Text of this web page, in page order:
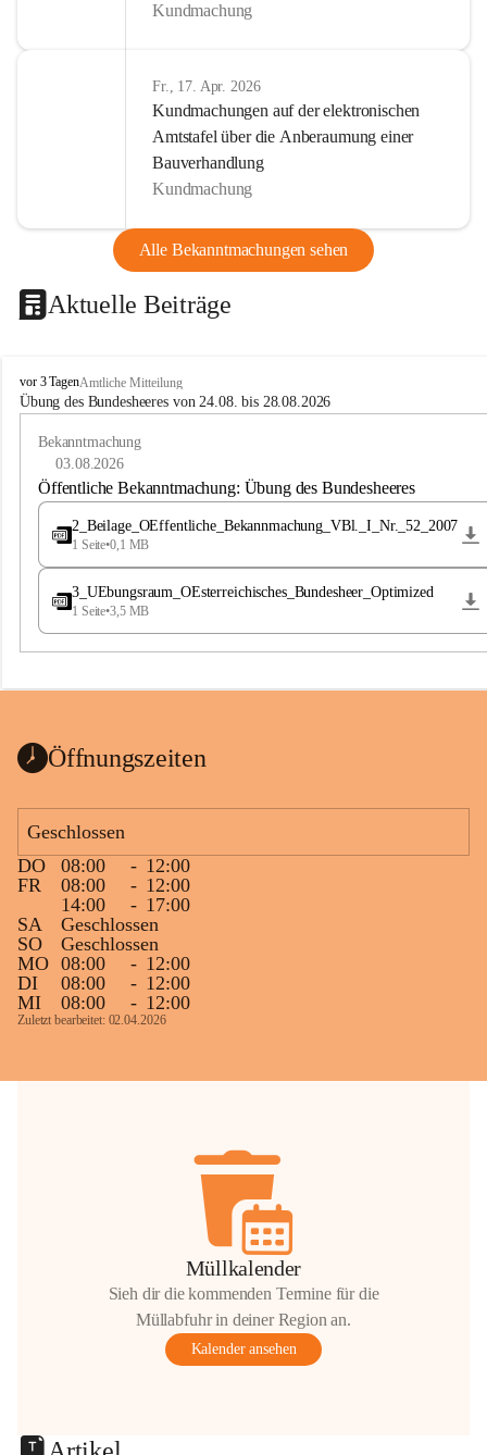
Kundmachung
Fr., 17. Apr. 2026
Kundmachungen auf der elektronischen
Amtstafel über die Anberaumung einer
Bauverhandlung
Kundmachung
Alle Bekanntmachungen sehen
Aktuelle Beiträge
B
u
e
a
vor 3 TagenAmtliche Mitteilung
Übung des Bundesheeres von 24.08. bis 28.08.2026
Bekanntmachung
03.08.2026
Öffentliche Bekanntmachung: Übung des Bundesheeres
2_Beilage_OEffentliche_Bekannmachung_VBl._I_Nr._52_2007
1 Seite•0,1 MB
3_UEbungsraum_OEsterreichisches_Bundesheer_Optimized
1 Seite•3,5 MB
Öffnungszeiten
Geschlossen
DO
08:00 - 12:00
FR
08:00 - 12:00
14:00
- 17:00
SA
Geschlossen
SO
Geschlossen
MO 08:00 - 12:00
DI
08:00 - 12:00
MI
08:00 - 12:00
Zuletzt bearbeitet: 02.04.2026
Müllkalender
Sieh dir die kommenden Termine für die
Müllabfuhr in deiner Region an.
Kalender ansehen